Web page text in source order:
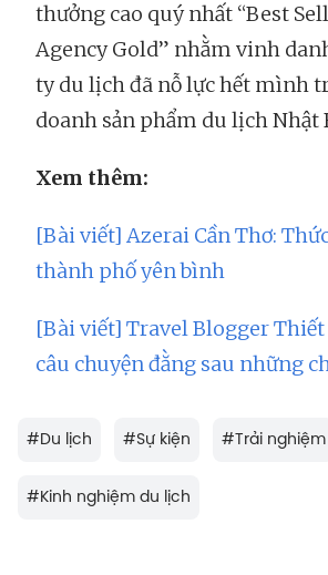
thưởng cao quý nhất “Best
Agency Gold” nhằm vinh
ty du lịch đã nỗ lực hết mình
doanh sản phẩm du lịch Nhật
Xem thêm:
[Bài viết] Azerai Cần Thơ:
thành phố yên bình
[Bài viết] Travel Blogger
câu chuyện đằng sau những
#Du lịch #Sự kiện #Trải nghiệm
#Kinh nghiệm du lịch